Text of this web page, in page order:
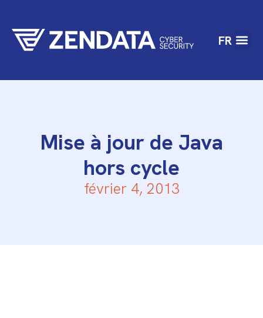
FR
Mise à jour de Java
hors cycle
février 4, 2013